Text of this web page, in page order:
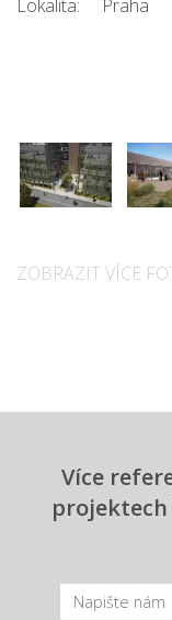
Lokalita: Praha
ZOBRAZIT VÍCE
Více